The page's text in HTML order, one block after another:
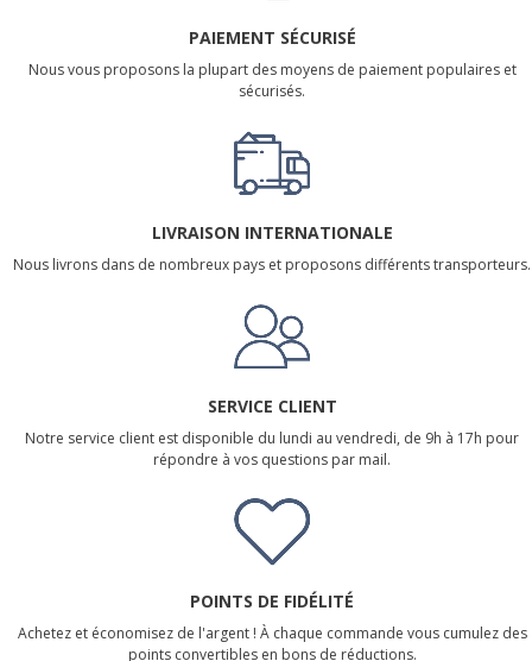
PAIEMENT SÉCURISÉ
Nous vous proposons la plupart des moyens de paiement populaires et
sécurisés.
LIVRAISON INTERNATIONALE
Nous livrons dans de nombreux pays et proposons différents transporteurs.
SERVICE CLIENT
Notre service client est disponible du lundi au vendredi, de 9h à 17h pour
répondre à vos questions par mail.
POINTS DE FIDÉLITÉ
Achetez et économisez de l'argent ! À chaque commande vous cumulez des
points convertibles en bons de réductions.